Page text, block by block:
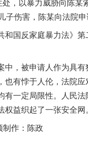
以暴力威胁向陈某
伤害，陈某向法院申
国反家庭暴力法》第
，被申请人作为具有
也有悖于人伦，法院
一定局限性。人民
益织起了一张安全网
作：陈政